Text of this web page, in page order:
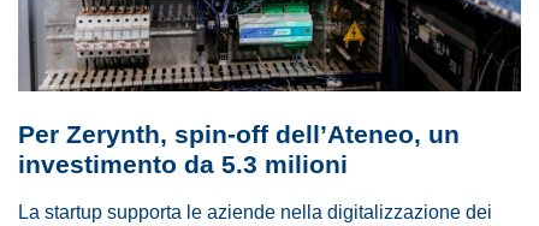
Per Zerynth, spin-off dell’Ateneo, un
investimento da 5.3 milioni
La startup supporta le aziende nella digitalizzazione dei